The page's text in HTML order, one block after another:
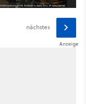
nächstes